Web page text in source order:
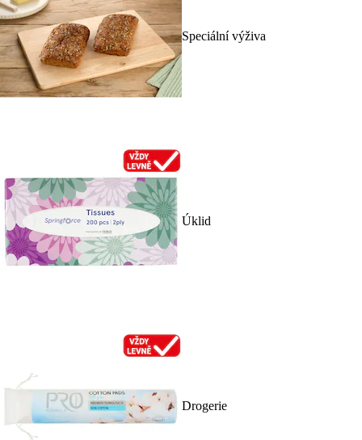
Speciální výživa
Úklid
Drogerie